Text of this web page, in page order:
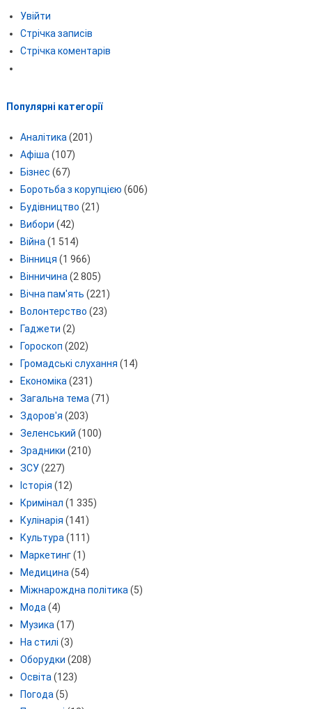
Увійти
Стрічка записів
Стрічка коментарів
Популярні категорії
Аналітика (201)
Афіша (107)
Бізнес (67)
Боротьба з корупцією (606)
Будівництво (21)
Вибори (42)
Війна (1 514)
Вінниця (1 966)
Вінничина (2 805)
Вічна пам'ять (221)
Волонтерство (23)
Гаджети (2)
Гороскоп (202)
Громадські слухання (14)
Економіка (231)
Загальна тема (71)
Здоров'я (203)
Зеленський (100)
Зрадники (210)
ЗСУ(227)
Історія (12)
Кримінал (1 335)
Кулінарія (141)
Культура (111)
Маркетинг(1)
Медицина (54)
Міжнарождна політика (5)
Мода (4)
Музика (17)
На стилі (3)
Оборудки (208)
Освіта (123)
Погода (5)